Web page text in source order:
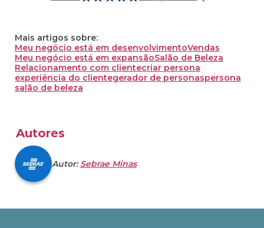
Mais artigos sobre:
Meu negócio está em desenvolvimentoVendas
Meu negócio está em expansãoSalão de Beleza
Relacionamento com clientecriar persona
experiência do clientegerador de personaspersona
salão de beleza
Autores
Autor:Sebrae Minas